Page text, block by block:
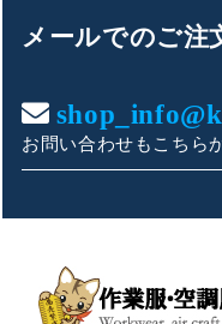
こんにちは！
お買い物やお問い合わ
ご質問
🦺 購入
メールでのご注
お問い合わせもこちら